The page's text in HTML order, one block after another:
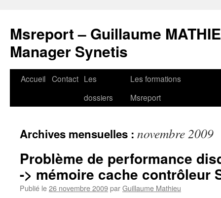
Msreport – Guillaume
Manager Synetis
Aller
Accueil Contact Les
dossiers
Les formations
Msreport
Archives mensuelles : novembre 2009
Problème de performance
-> mémoire cache contrôleur
Publié le26 novembre 2009parGuillaume Mathieu